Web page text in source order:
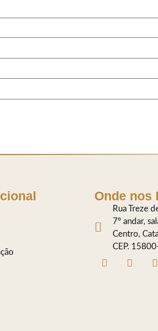
Onde nos
Rua Treze
7º andar,
Centro,
CEP.